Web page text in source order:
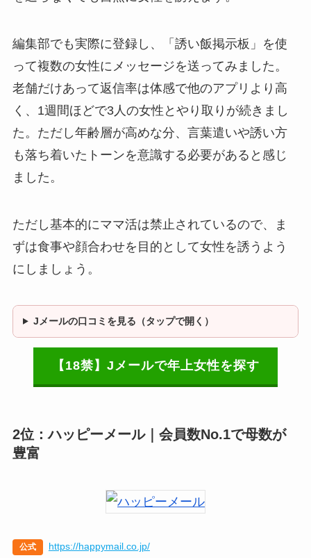
編集部でも実際に登録し、「誘い飯掲示板」を使
って複数の女性にメッセージを送ってみました。
老舗だけあって返信率は体感で他のアプリより高
く、1週間ほどで3人の女性とやり取りが続きまし
た。ただし年齢層が高めな分、言葉遣いや誘い方
も落ち着いたトーンを意識する必要があると感じ
ました。
ただし基本的にママ活は禁止されているので、ま
ずは食事や顔合わせを目的として女性を誘うよう
にしましょう。
Jメールの口コミを見る（タップで開く）
【18禁】Jメールで年上女性を探す
2位：ハッピーメール｜会員数No.1で母数が
豊富
公式 https://happymail.co.jp/